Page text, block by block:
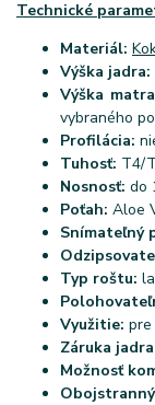
Technické
Materiál:
Výška jadra:
Výška
vybraného
Profilácia:
Tuhosť: T4/
Nosnosť: do
Poťah: Aloe
Snímateľný
Typ roštu:
Využitie:
Záruka
Možnosť